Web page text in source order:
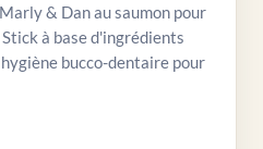
& Dan au saumon pour
à base d'ingrédients
bucco-dentaire pour